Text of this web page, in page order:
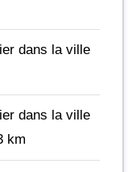
dans la ville
dans la ville
km